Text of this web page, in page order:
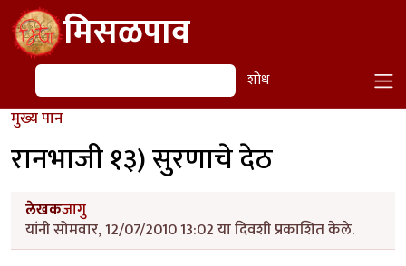
Skip to main contentमिसळपाव
शोध शोध
मुख्य पान
रानभाजी १३) सुरणाचे देठ
लेखकजागु
यांनी सोमवार, 12/07/2010 13:02 या दिवशी प्रकाशित केले.